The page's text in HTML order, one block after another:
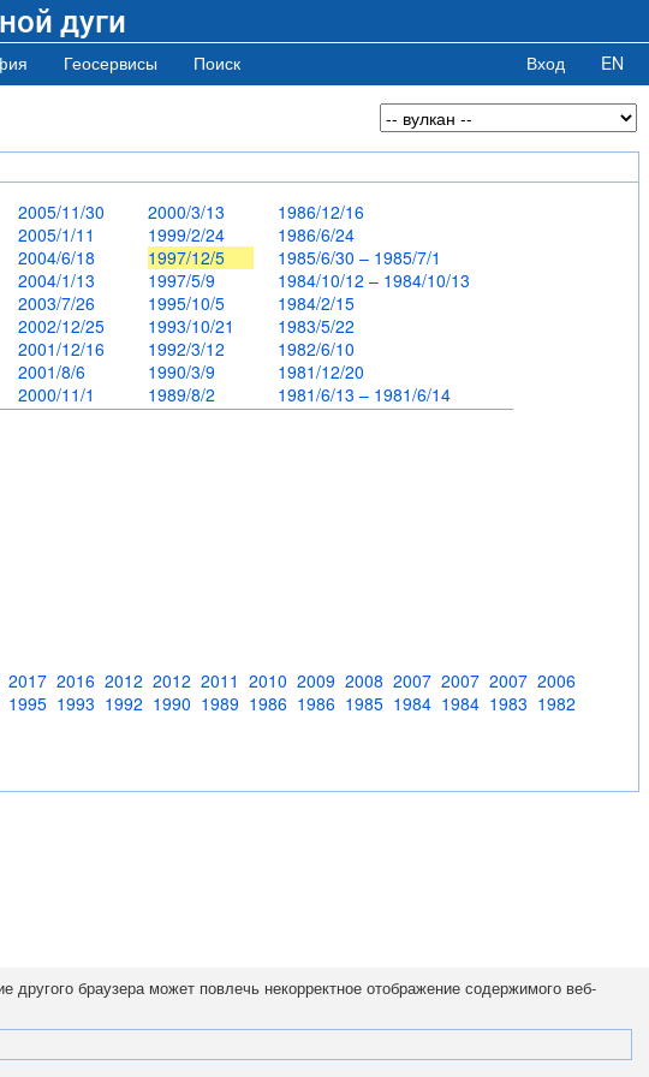
дуги
Геосервисы Поиск Вход EN
2005/11/30
2005/1/11
2004/6/18
2004/1/13
2003/7/26
2002/12/25
2001/12/16
2001/8/6
2000/11/1
2000/3/13
1999/2/24
1997/12/5
1997/5/9
1995/10/5
1993/10/21
1992/3/12
1990/3/9
1989/8/2
1986/12/16
1986/6/24
1985/6/30 – 1985/7/1
1984/10/12 – 1984/10/13
1984/2/15
1983/5/22
1982/6/10
1981/12/20
1981/6/13 – 1981/6/14
2017 2016 2012 2012 2011 2010 2009 2008 2007 2007 2007 2006
1995 1993 1992 1990 1989 1986 1986 1985 1984 1984 1983 1982
другого браузера может повлечь некорректное отображение содержимого веб-